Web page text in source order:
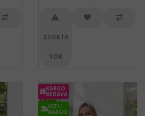
STOKTA
YOK
KARGO
BEDAVA
HIZLI
KARGO